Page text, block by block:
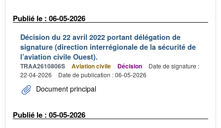
Publié le : 06-05-2026
Décision du 22 avril 2022 portant délégation de
signature (direction interrégionale de la sécurité de
l’aviation civile Ouest).
TRAA2610806S Aviation civile Décision
Date de signature :
22-04-2026
Date de publication : 06-05-2026
Document principal
Publié le : 05-05-2026